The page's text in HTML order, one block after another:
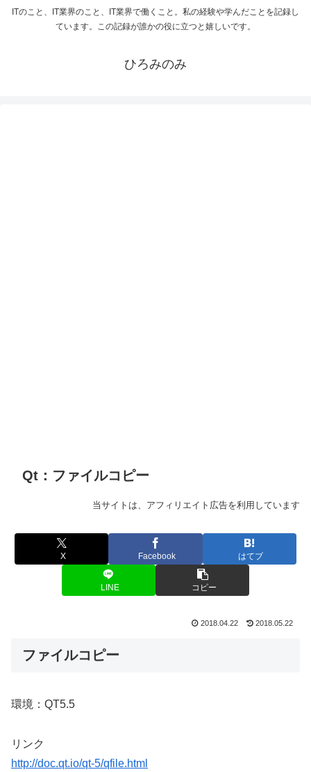
ITのこと、IT業界のこと、IT業界で働くこと。私の経験や学んだことを記録し
ています。この記録が誰かの役に立つと嬉しいです。
ひろみのみ
Qt：ファイルコピー
当サイトは、アフィリエイト広告を利用しています
X Facebook はてブ
LINE コピー
2018.04.22 2018.05.22
ファイルコピー
環境：QT5.5
リンク
http://doc.qt.io/qt-5/qfile.html